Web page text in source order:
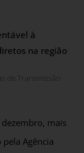
à
na região
de
Transmissão
mais
Agência